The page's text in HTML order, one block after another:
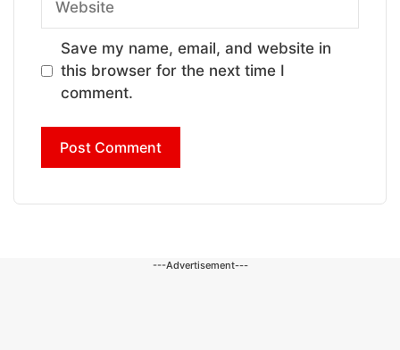
Save my name, email, and website in
this browser for the next time I
comment.
---Advertisement---